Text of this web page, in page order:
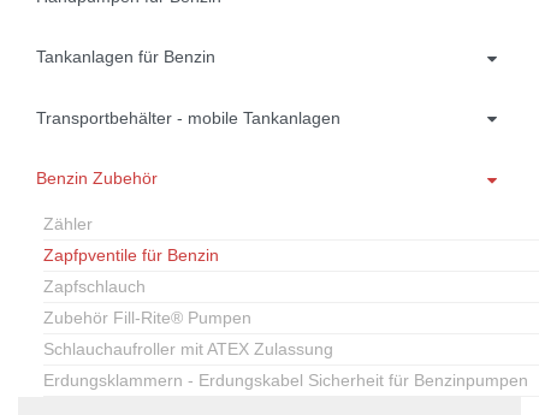
Tankanlagen für Benzin
Transportbehälter - mobile Tankanlagen
Benzin Zubehör
Zähler
Zapfpventile für Benzin
Zapfschlauch
Zubehör Fill-Rite® Pumpen
Schlauchaufroller mit ATEX Zulassung
Erdungsklammern - Erdungskabel Sicherheit für Benzinpumpen